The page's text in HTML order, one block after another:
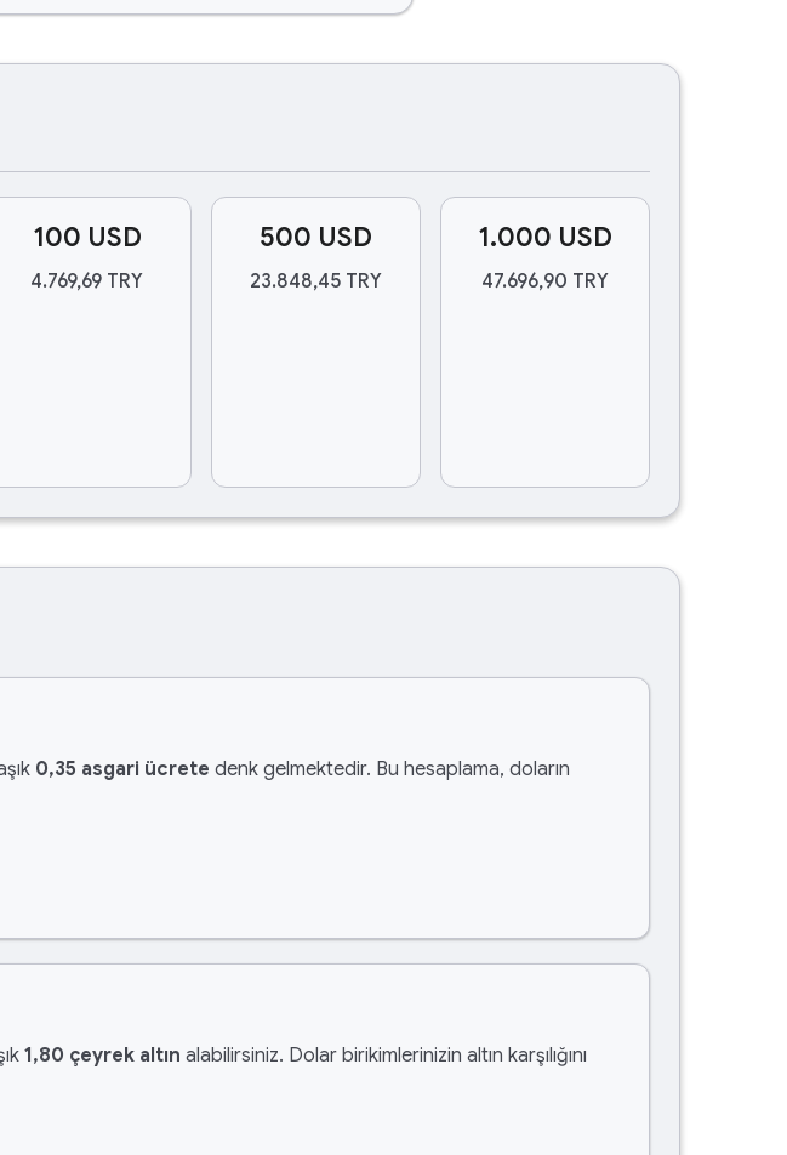
100 USD
4.769,69 TRY
500 USD
23.848,45 TRY
1.000 USD
47.696,90 TRY
0,35 asgari ücrete denk gelmektedir. Bu hesaplama, doların
1,80 çeyrek altın alabilirsiniz. Dolar birikimlerinizin altın karşılığını